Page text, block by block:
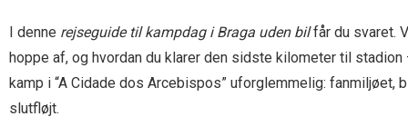
I denne rejseguide til kampdag i Braga uden bilfår du svaret.
hoppe af, og hvordan du klarer den sidste kilometer til
kamp i “A Cidade dos Arcebispos” uforglemmelig:
slutfløjt.